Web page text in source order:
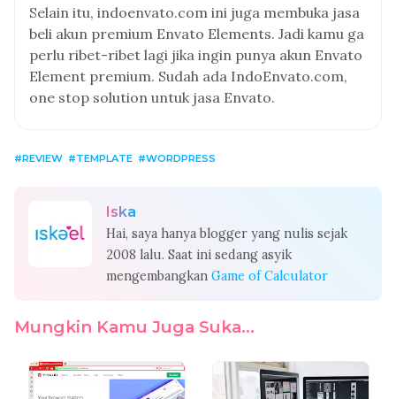
Selain itu, indoenvato.com ini juga membuka jasa
beli akun premium Envato Elements. Jadi kamu ga
perlu ribet-ribet lagi jika ingin punya akun Envato
Element premium. Sudah ada IndoEnvato.com,
one stop solution untuk jasa Envato.
REVIEW TEMPLATE WORDPRESS
Iska
Hai, saya hanya blogger yang nulis sejak
2008 lalu. Saat ini sedang asyik
mengembangkan Game of Calculator
Mungkin Kamu Juga Suka...